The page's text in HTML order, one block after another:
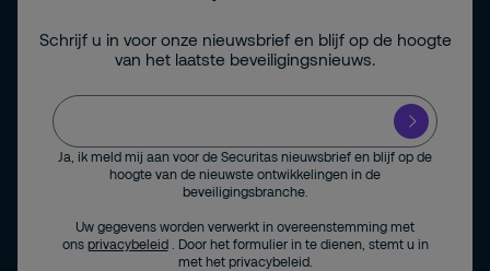
Schrijf u in voor onze nieuwsbrief en blijf op de hoogte
van het laatste beveiligingsnieuws.
Ja, ik meld mij aan voor de Securitas nieuwsbrief en blijf op de
hoogte van de nieuwste ontwikkelingen in de
beveiligingsbranche.
Uw gegevens worden verwerkt in overeenstemming met
ons privacybeleid
. Door het formulier in te dienen, stemt u in
met het privacybeleid.